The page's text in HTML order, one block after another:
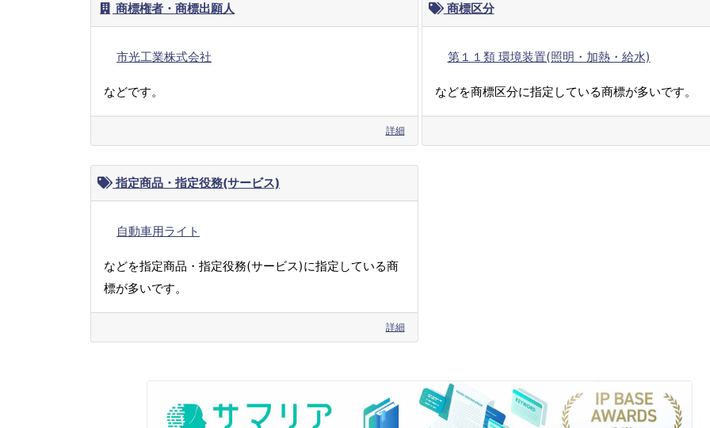
商標権者・商標出願人
市光工業株式会社
などです。
詳細
商標区分
第１１類 環境装置(照明・加熱・給水)
などを商標区分に指定している商標が多いです。
指定商品・指定役務(サービス)
自動車用ライト
などを指定商品・指定役務(サービス)に指定している商
標が多いです。
詳細